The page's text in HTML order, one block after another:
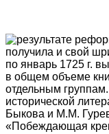
результате
получила и свой
по январь 1725 г.
в общем объеме
отдельным
исторической
Быкова и М.М.
«Побеждающая